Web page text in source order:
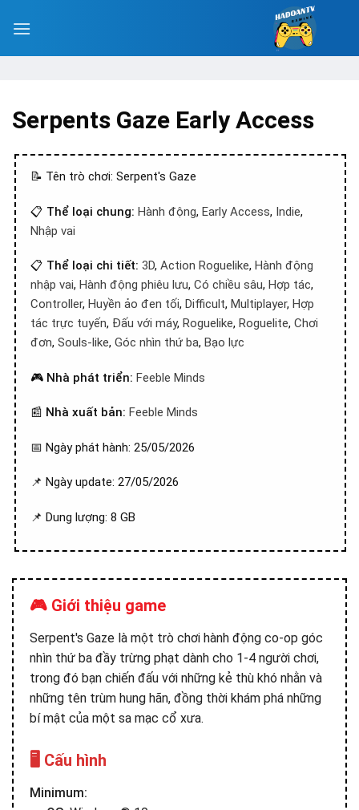
Serpents Gaze Early Access
📝 Tên trò chơi: Serpent's Gaze
📋 Thể loại chung: Hành động, Early Access, Indie,
Nhập vai
📋 Thể loại chi tiết: 3D, Action Roguelike, Hành động
nhập vai, Hành động phiêu lưu, Có chiều sâu, Hợp tác,
Controller, Huyền ảo đen tối, Difficult, Multiplayer, Hợp
tác trực tuyến, Đấu với máy, Roguelike, Roguelite, Chơi
đơn, Souls-like, Góc nhìn thứ ba, Bạo lực
🎮 Nhà phát triển: Feeble Minds
📰 Nhà xuất bản: Feeble Minds
📅 Ngày phát hành: 25/05/2026
📌 Ngày update: 27/05/2026
📌 Dung lượng: 8 GB
🎮 Giới thiệu game
Serpent's Gaze là một trò chơi hành động co-op góc
nhìn thứ ba đầy trừng phạt dành cho 1-4 người chơi,
trong đó bạn chiến đấu với những kẻ thù khó nhằn và
những tên trùm hung hãn, đồng thời khám phá những
bí mật của một sa mạc cổ xưa.
🖥️ Cấu hình
Minimum: